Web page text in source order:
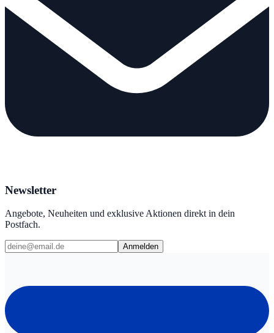
Newsletter
Angebote, Neuheiten und exklusive Aktionen direkt in dein
Postfach.
Anmelden